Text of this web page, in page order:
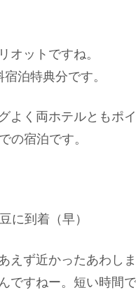
オットですね。
泊特典分です。
よく両ホテルともポ
の宿泊です。
に到着（早）
えず近かったあわし
ですねー。短い時間